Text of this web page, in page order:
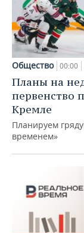
Общество 00:00
Планы на
первенство
Кремле
Планируем
временем»